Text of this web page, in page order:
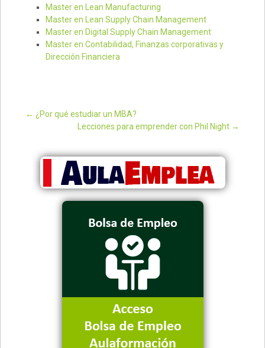
Master en Lean Manufacturing
Master en Lean Supply Chain Management
Master en Digital Supply Chain Management
Master en Contabilidad, Finanzas corporativas y
Dirección Financiera
Post navigation
← ¿Por qué estudiar un MBA?
Lecciones para emprender con Phil Night →